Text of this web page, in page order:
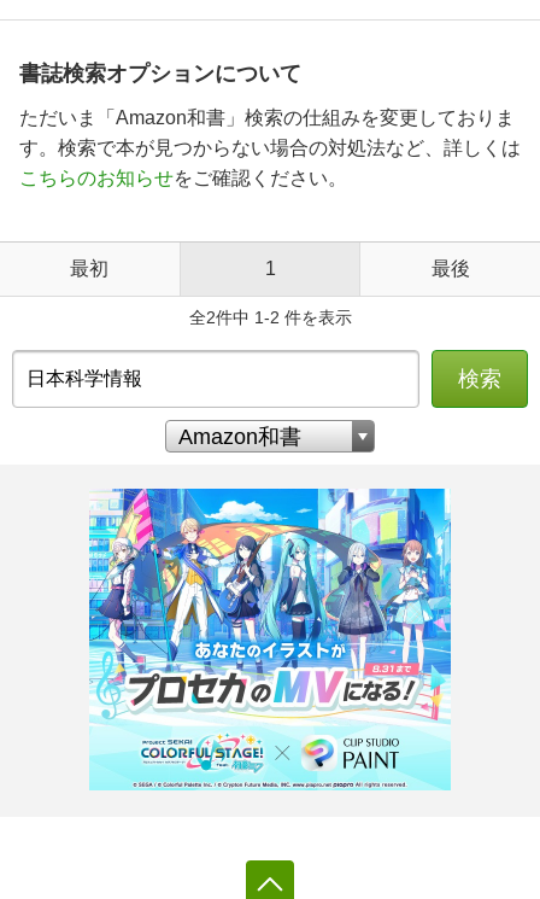
書誌検索オプションについて
ただいま「Amazon和書」検索の仕組みを変更しておりま
す。検索で本が見つからない場合の対処法など、詳しくは
こちらのお知らせをご確認ください。
最初 1 最後
全2件中 1-2 件を表示
検索